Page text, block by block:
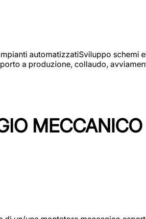
automatizzatiSviluppo schemi
a produzione, collaudo,
MECCANICO